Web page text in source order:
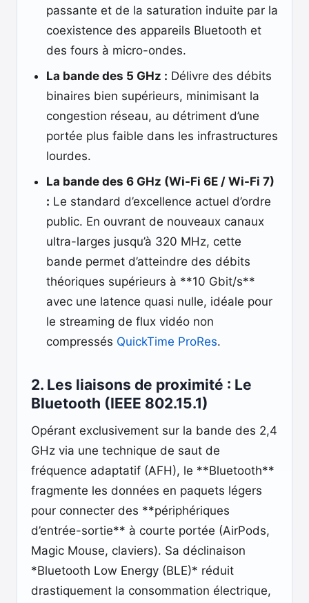
passante et de la saturation induite par la
coexistence des appareils Bluetooth et
des fours à micro-ondes.
La bande des 5 GHz : Délivre des débits
binaires bien supérieurs, minimisant la
congestion réseau, au détriment d’une
portée plus faible dans les infrastructures
lourdes.
La bande des 6 GHz (Wi-Fi 6E / Wi-Fi 7)
: Le standard d’excellence actuel d’ordre
public. En ouvrant de nouveaux canaux
ultra-larges jusqu’à 320 MHz, cette
bande permet d’atteindre des débits
théoriques supérieurs à **10 Gbit/s**
avec une latence quasi nulle, idéale pour
le streaming de flux vidéo non
compressés QuickTime ProRes.
2. Les liaisons de proximité : Le
Bluetooth (IEEE 802.15.1)
Opérant exclusivement sur la bande des 2,4
GHz via une technique de saut de
fréquence adaptatif (AFH), le **Bluetooth**
fragmente les données en paquets légers
pour connecter des **périphériques
d’entrée-sortie** à courte portée (AirPods,
Magic Mouse, claviers). Sa déclinaison
*Bluetooth Low Energy (BLE)* réduit
drastiquement la consommation électrique,